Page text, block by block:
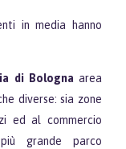
in media hanno
di Bologna area
diverse: sia zone
ed al commercio
grande parco